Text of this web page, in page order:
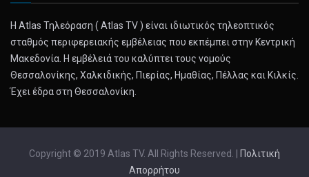
Η Atlas Τηλεόραση ( Atlas TV ) είναι ιδιωτικός τηλεοπτικός
σταθμός περιφερειακής εμβέλειας που εκπέμπει στην Κεντρική
Μακεδονία. Η εμβέλειά του καλύπτει τους νομούς
Θεσσαλονίκης, Χαλκιδικής, Πιερίας, Ημαθίας, Πέλλας και Κιλκίς.
Έχει έδρα στη Θεσσαλονίκη.
Copyright © 2019 Atlas TV. All Rights Reserved. |
Πολιτική
Απορρήτου